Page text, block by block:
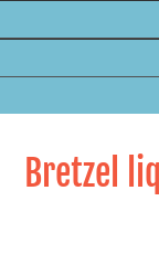
Bretzel